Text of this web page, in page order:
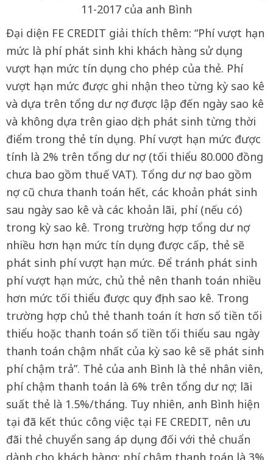
11-2017 của anh Bình
Đại diện FE CREDIT giải thích thêm: “Phí vượt hạn
mức là phí phát sinh khi khách hàng sử dụng
vượt hạn mức tín dụng cho phép của thẻ. Phí
vượt hạn mức được ghi nhận theo từng kỳ sao kê
và dựa trên tổng dư nợ được lập đến ngày sao kê
và không dựa trên giao dịch phát sinh từng thời
điểm trong thẻ tín dụng. Phí vượt hạn mức được
tính là 2% trên tổng dư nợ (tối thiểu 80.000 đồng
chưa bao gồm thuế VAT). Tổng dư nợ bao gồm
nợ cũ chưa thanh toán hết, các khoản phát sinh
sau ngày sao kê và các khoản lãi, phí (nếu có)
trong kỳ sao kê. Trong trường hợp tổng dư nợ
nhiều hơn hạn mức tín dụng được cấp, thẻ sẽ
phát sinh phí vượt hạn mức. Để tránh phát sinh
phí vượt hạn mức, chủ thẻ nên thanh toán nhiều
hơn mức tối thiểu được quy định sao kê. Trong
trường hợp chủ thẻ thanh toán ít hơn số tiền tối
thiểu hoặc thanh toán số tiền tối thiểu sau ngày
thanh toán chậm nhất của kỳ sao kê sẽ phát sinh
phí chậm trả”. Thẻ của anh Bình là thẻ nhân viên,
phí chậm thanh toán là 6% trên tổng dư nợ; lãi
suất thẻ là 1.5%/tháng. Tuy nhiên, anh Bình hiện
tại đã kết thúc công việc tại FE CREDIT, nên ưu
đãi thẻ chuyển sang áp dụng đối với thẻ chuẩn
dành cho khách hàng: phí chậm thanh toán là 3%